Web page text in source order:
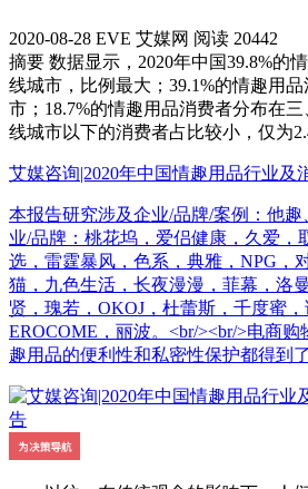
2020-08-28 EVE 艾媒网 阅读 20442
摘要 数据显示，2020年中国39.8%的
线城市，比例最大；39.1%的情趣用
市；18.7%的情趣用品消费者分布在
线城市以下的消费者占比较小，仅为
艾媒咨询|2020年中国情趣用品行业及
本报告研究涉及企业/品牌/案例：他趣
业/品牌：桃花坞，爱侣健康，久爱，
选，雷霆暴风，色系，典雅，NPG，
猫，九色生活，长夜漫漫，菲幕，洛
贤，瑰若，OKOJ，杜蕾斯，千度蜜，
EROCOME，丽波。<br/><br/>电商
趣用品的便利性和私密性保护都得到